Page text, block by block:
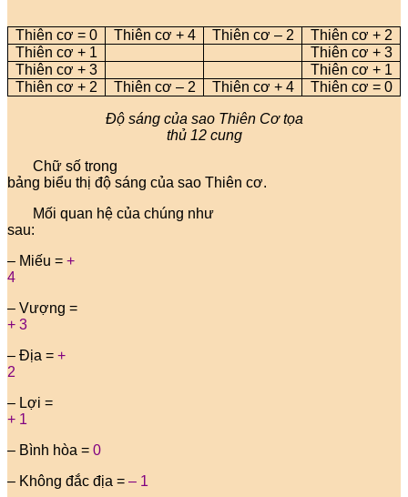
Thiên cơ = 0 Thiên cơ + 4 Thiên cơ – 2
Thiên cơ + 2
Thiên cơ + 1
Thiên cơ + 3
Thiên cơ + 3
Thiên cơ + 1
Thiên cơ + 2
Thiên cơ – 2 Thiên cơ + 4 Thiên cơ = 0
Độ sáng của sao Thiên Cơ tọa
thủ 12 cung
Chữ số trong
bảng biểu thị độ sáng của sao Thiên cơ.
Mối quan hệ của chúng như
sau:
– Miếu = +
4
– Vượng =
+ 3
– Địa = +
2
– Lợi =
+ 1
– Bình hòa = 0
– Không đắc địa = – 1